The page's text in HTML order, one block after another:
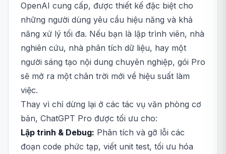
OpenAI cung cấp, được thiết kế đặc biệt cho
những người dùng yêu cầu hiệu năng và khả
năng xử lý tối đa. Nếu bạn là lập trình viên, nhà
nghiên cứu, nhà phân tích dữ liệu, hay một
người sáng tạo nội dung chuyên nghiệp, gói Pro
sẽ mở ra một chân trời mới về hiệu suất làm
việc.
Thay vì chỉ dừng lại ở các tác vụ văn phòng cơ
bản, ChatGPT Pro được tối ưu cho:
Lập trình & Debug: Phân tích và gỡ lỗi các
đoạn code phức tạp, viết unit test, tối ưu hóa